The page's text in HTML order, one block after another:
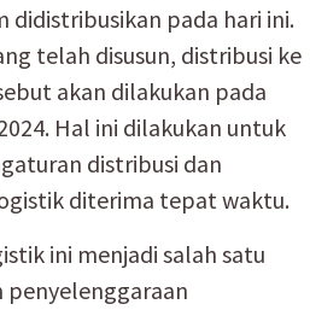
didistribusikan pada hari ini.
telah disusun, distribusi ke
akan dilakukan pada
Hal ini dilakukan untuk
distribusi dan
diterima tepat waktu.
ini menjadi salah satu